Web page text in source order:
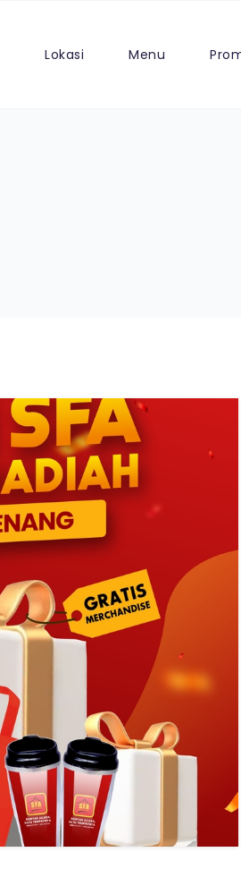
Lokasi Menu